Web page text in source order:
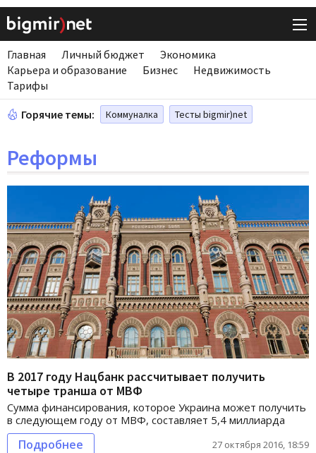
Главная Личный бюджет
Экономика
Карьера и образование
Бизнес
Недвижимость
Тарифы
Горячие темы: Коммуналка Тесты bigmir)net
Реформы
В 2017 году Нацбанк рассчитывает получить
четыре транша от МВФ
Сумма финансирования, которое Украина может получить
в следующем году от МВФ, составляет 5,4 миллиарда
Подробнее 27 октября 2016, 18:59